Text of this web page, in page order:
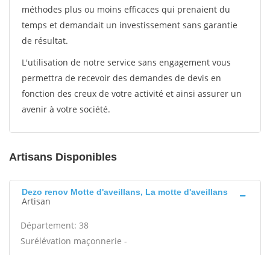
méthodes plus ou moins efficaces qui prenaient du
temps et demandait un investissement sans garantie
de résultat.
L'utilisation de notre service sans engagement vous
permettra de recevoir des demandes de devis en
fonction des creux de votre activité et ainsi assurer un
avenir à votre société.
Artisans Disponibles
Dezo renov Motte d'aveillans, La motte d'aveillans
Artisan
Département: 38
Surélévation maçonnerie -